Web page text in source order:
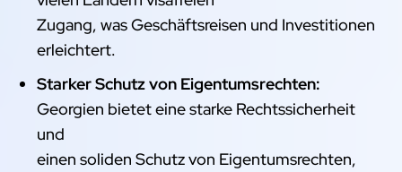
Zugang, was Geschäftsreisen und Investitionen
erleichtert.
Starker Schutz von Eigentumsrechten:
Georgien bietet eine starke Rechtssicherheit
und
einen soliden Schutz von Eigentumsrechten,